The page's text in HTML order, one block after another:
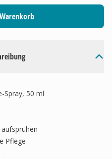
Spray, 50 ml
Pflege